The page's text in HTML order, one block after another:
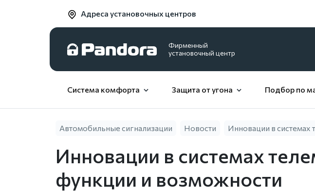
Адреса установочных центров
Фирменный
установочный центр
Система комфорта Защита от угона Подбор по
Автомобильные сигнализации Новости Инновации в системах
Инновации в системах
функции и возможности